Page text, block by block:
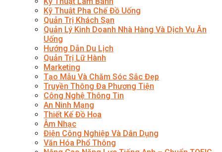
Kỹ Thuật Pha Chế Đồ Uống
Quản Trị Khách Sạn
Quản Lý Kinh Doanh Nhà Hàng Và Dịch Vụ Ăn
Uống
Hướng Dẫn Du Lịch
Quản Trị Lữ Hành
Marketing
Tạo Mẫu Và Chăm Sóc Sắc Đẹp
Truyền Thông Đa Phương Tiện
Công Nghệ Thông Tin
An Ninh Mạng
Thiết Kế Đồ Họa
Âm Nhạc
Điện Công Nghiệp Và Dân Dụng
Văn Hóa Phổ Thông